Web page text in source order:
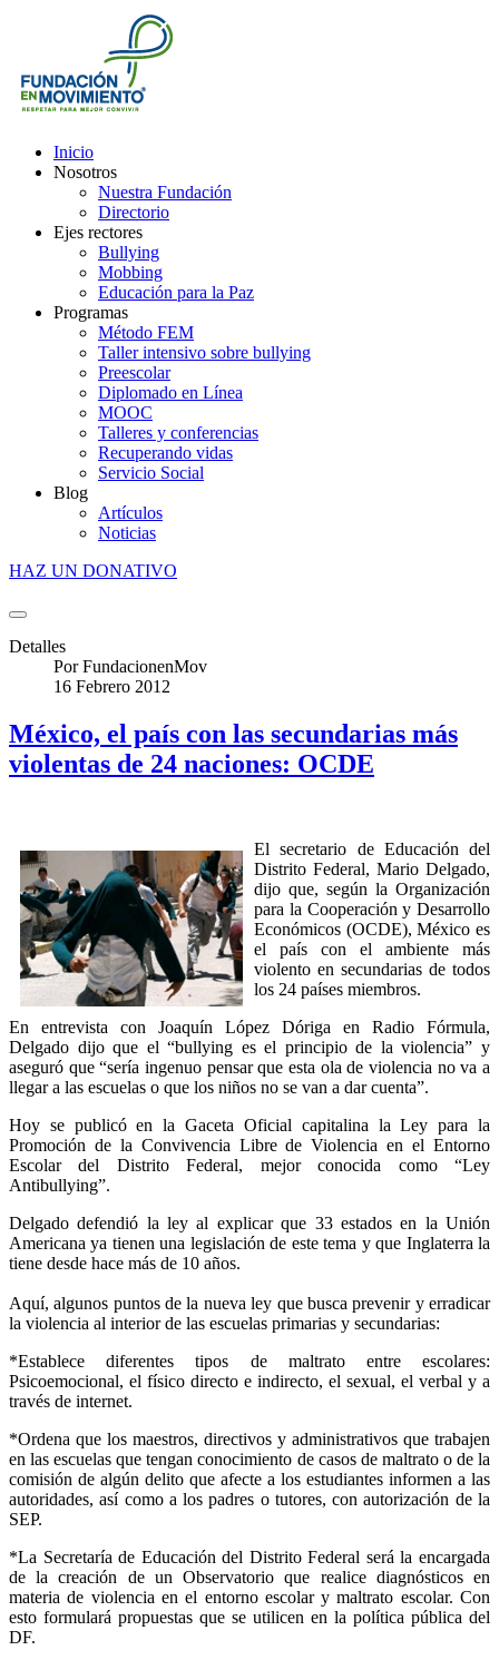
Inicio
Nosotros
Nuestra Fundación
Directorio
Ejes rectores
Bullying
Mobbing
Educación para la Paz
Programas
Método FEM
Taller intensivo sobre bullying
Preescolar
Diplomado en Línea
MOOC
Talleres y conferencias
Recuperando vidas
Servicio Social
Blog
Artículos
Noticias
HAZ UN DONATIVO
Detalles
PorFundacionenMov
16 Febrero 2012
México, el país con las secundarias más
violentas de 24 naciones: OCDE
El secretario de Educación del
Distrito Federal, Mario Delgado,
dijo que, según la Organización
para la Cooperación y Desarrollo
Económicos (OCDE), México es
el país con el ambiente más
violento en secundarias de todos
los 24 países miembros.
En entrevista con Joaquín López Dóriga en Radio Fórmula,
Delgado dijo que el “bullying es el principio de la violencia” y
aseguró que “sería ingenuo pensar que esta ola de violencia no va a
llegar a las escuelas o que los niños no se van a dar cuenta”.
Hoy se publicó en la Gaceta Oficial capitalina la Ley para la
Promoción de la Convivencia Libre de Violencia en el Entorno
Escolar del Distrito Federal, mejor conocida como “Ley
Antibullying”.
Delgado defendió la ley al explicar que 33 estados en la Unión
Americana ya tienen una legislación de este tema y que Inglaterra la
tiene desde hace más de 10 años.
Aquí, algunos puntos de la nueva ley que busca prevenir y erradicar
la violencia al interior de las escuelas primarias y secundarias:
*Establece diferentes tipos de maltrato entre escolares:
Psicoemocional, el físico directo e indirecto, el sexual, el verbal y a
través de internet.
*Ordena que los maestros, directivos y administrativos que trabajen
en las escuelas que tengan conocimiento de casos de maltrato o de la
comisión de algún delito que afecte a los estudiantes informen a las
autoridades, así como a los padres o tutores, con autorización de la
SEP.
*La Secretaría de Educación del Distrito Federal será la encargada
de la creación de un Observatorio que realice diagnósticos en
materia de violencia en el entorno escolar y maltrato escolar. Con
esto formulará propuestas que se utilicen en la política pública del
DF.